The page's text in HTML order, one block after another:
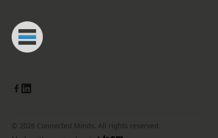
Connected Minds
Linkedin
© 2026 Connected Minds. All rights reserved.